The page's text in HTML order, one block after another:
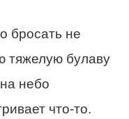
бросать не
тяжелую булаву
небо
что-то.